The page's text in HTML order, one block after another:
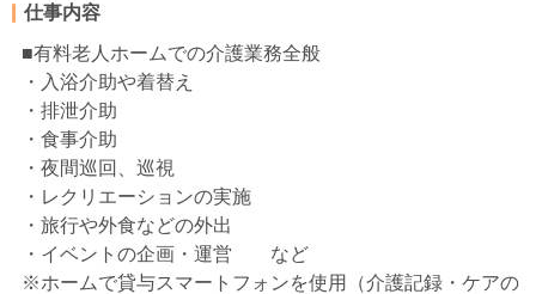
仕事内容
■有料老人ホームでの介護業務全般
・入浴介助や着替え
・排泄介助
・食事介助
・夜間巡回、巡視
・レクリエーションの実施
・旅行や外食などの外出
・イベントの企画・運営 など
※ホームで貸与スマートフォンを使用（介護記録・ケアの